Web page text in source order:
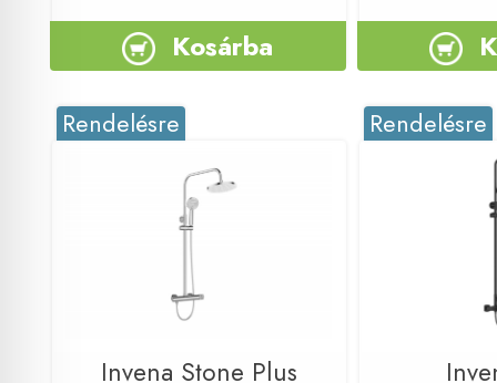
Kosárba
Rendelésre
Invena Stone Plus
Rendelésre